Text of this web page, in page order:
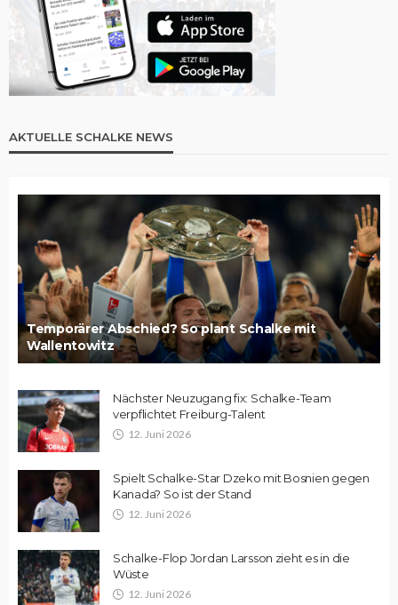
AKTUELLE SCHALKE NEWS
Temporärer Abschied? So plant Schalke mit
Wallentowitz
Nächster Neuzugang fix: Schalke-Team
verpflichtet Freiburg-Talent
12. Juni 2026
Spielt Schalke-Star Dzeko mit Bosnien gegen
Kanada? So ist der Stand
12. Juni 2026
Schalke-Flop Jordan Larsson zieht es in die
Wüste
12. Juni 2026